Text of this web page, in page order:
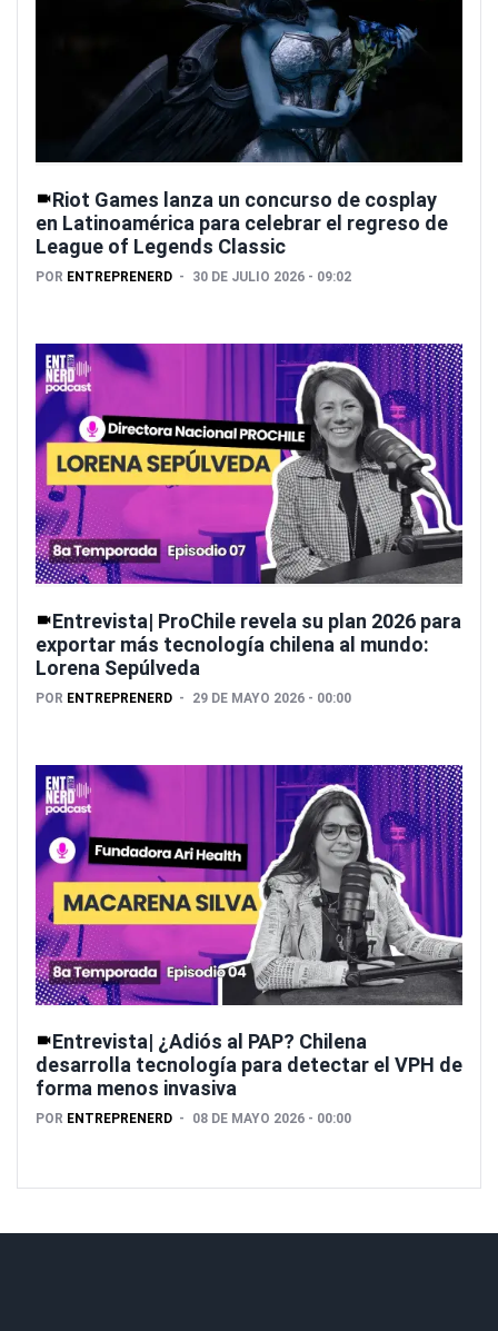
Riot Games lanza un concurso de cosplay
en Latinoamérica para celebrar el regreso de
League of Legends Classic
POR ENTREPRENERD 30 DE JULIO 2026 - 09:02
Entrevista| ProChile revela su plan 2026 para
exportar más tecnología chilena al mundo:
Lorena Sepúlveda
POR ENTREPRENERD 29 DE MAYO 2026 - 00:00
Entrevista| ¿Adiós al PAP? Chilena
desarrolla tecnología para detectar el VPH de
forma menos invasiva
POR ENTREPRENERD 08 DE MAYO 2026 - 00:00